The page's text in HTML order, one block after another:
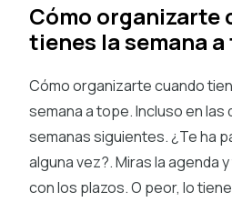
Cómo organizarte
tienes la semana
Cómo organizarte cuando
semana a tope. Incluso en las
semanas siguientes. ¿Te ha
alguna vez?. Miras la agenda
con los plazos. O peor, lo